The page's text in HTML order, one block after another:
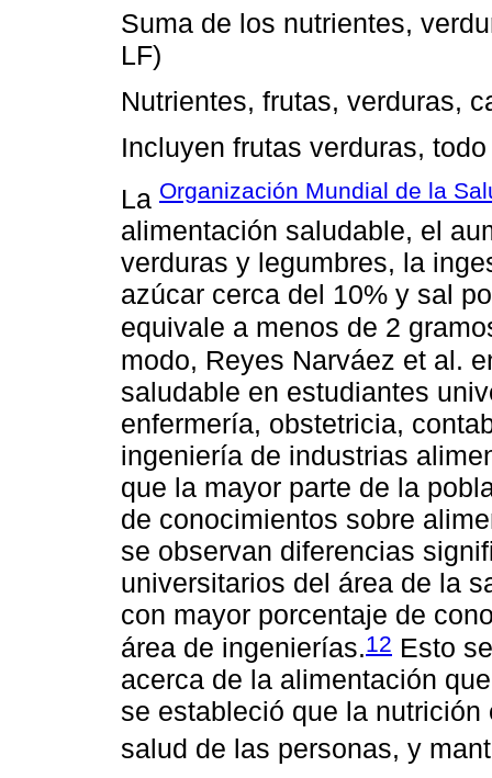
Suma de los nutrientes,
LF)
Nutrientes, frutas, verduras,
Incluyen frutas verduras,
La Organización Mundial de la
alimentación saludable, el
verduras y legumbres, la
azúcar cerca del 10% y sal
equivale a menos de 2
modo, Reyes Narváez et al.
saludable en estudiantes
enfermería, obstetricia,
ingeniería de industrias
que la mayor parte de la
de conocimientos sobre
se observan diferencias
universitarios del área de la
con mayor porcentaje de
área de ingenierías.12 Esto
acerca de la alimentación
se estableció que la
salud de las personas, y